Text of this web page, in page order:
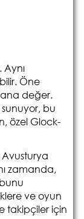
Öne
değer.
bu
özel Glock-
zamanda,
ve oyun
takipçiler için